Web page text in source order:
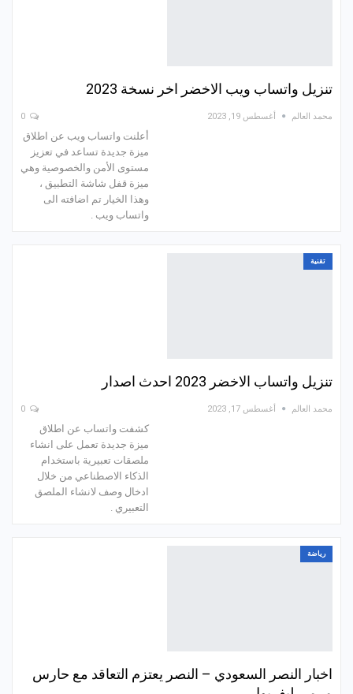
تنزيل واتساب ويب الاخضر اخر نسخة 2023
محمد العالم أغسطس 19, 2023
أعلنت واتساب ويب عن اطلاق
ميزة جديدة تساعد في تعزيز
مستوى الأمن والخصوصية وهي
ميزة قفل شاشة التطبيق ،
وهذا الخيار تم اضافته الى
واتساب ويب .
تقنية
تنزيل واتساب الاخضر 2023 احدث اصدار
محمد العالم أغسطس 17, 2023
كشفت واتساب عن اطلاق
ميزة جديدة تعمل على انشاء
ملصقات تعبيرية باستخدام
الذكاء الاصطناعي من خلال
ادخال وصف لانشاء الملصق
التعبيري .
رياضة
اخبار النصر السعودي – النصر يعتزم التعاقد مع حارس